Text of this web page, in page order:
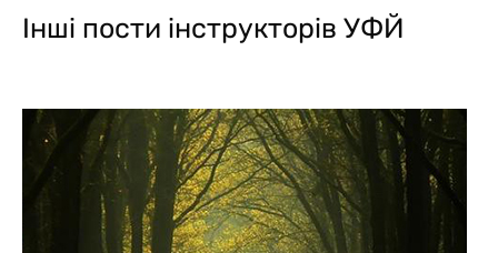
Інші пости інструкторів УФЙ